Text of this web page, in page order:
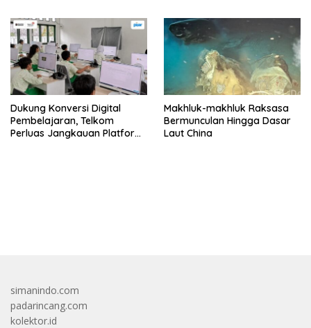
Dukung Konversi Digital
Pembelajaran, Telkom
Perluas Jangkauan Platform
Makhluk-makhluk Raksasa
Bermunculan Hingga Dasar
Laut China
simanindo.com
padarincang.com
kolektor.id